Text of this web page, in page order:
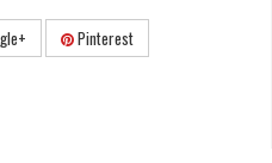
Pinterest